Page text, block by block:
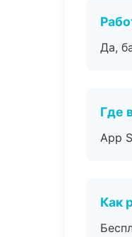
Да,
Где
App
Как